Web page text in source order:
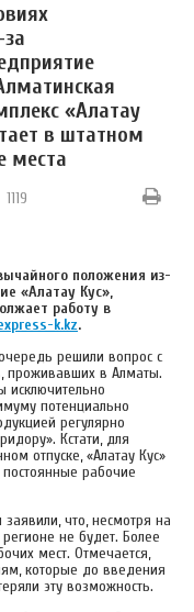
«Алатау
в штатном
места
1119
положения из-
«Алатау Кус»,
работу в
k.kz.
решили вопрос с
проживавших в Алматы.
исключительно
потенциально
регулярно
Кстати, для
отпуске, «Алатау Кус»
рабочие
что, несмотря на
не будет. Более
мест. Отмечается,
которые до введения
эту возможность.